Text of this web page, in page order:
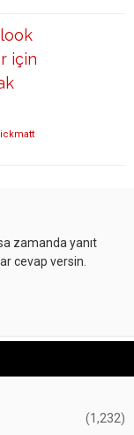
için
zamanda yanıt
cevap versin.
(1,232)